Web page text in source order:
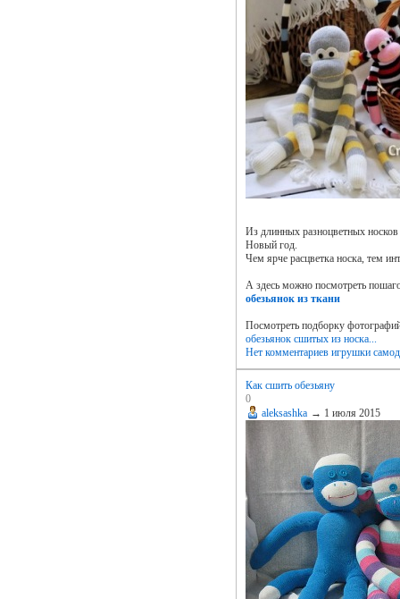
Из длинных разноцветных
Новый год.
Чем ярче расцветка носка, тем
А здесь можно посмотреть
обезьянок из ткани
Посмотреть подборку
обезьянок сшитых из носка...
Нет комментариев игрушки
Как сшить обезьяну
0
aleksashka → 1 июля 2015